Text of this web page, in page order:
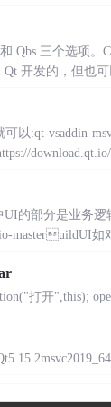
和 Qbs 三个选项
开发的，但也
以:qt-vsaddin-
download.qt.io/
UI的部分是业务逻
masteruildUI
打开",this);